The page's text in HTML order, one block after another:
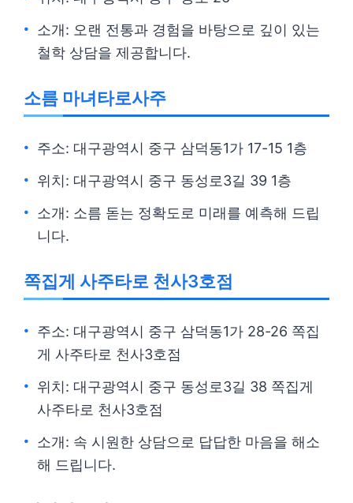
소개: 오랜 전통과 경험을 바탕으로 깊이 있는
철학 상담을 제공합니다.
소름 마녀타로사주
주소: 대구광역시 중구 삼덕동1가 17-15 1층
위치: 대구광역시 중구 동성로3길 39 1층
소개: 소름 돋는 정확도로 미래를 예측해 드립
니다.
쪽집게 사주타로 천사3호점
주소: 대구광역시 중구 삼덕동1가 28-26 쪽집
게 사주타로 천사3호점
위치: 대구광역시 중구 동성로3길 38 쪽집게
사주타로 천사3호점
소개: 속 시원한 상담으로 답답한 마음을 해소
해 드립니다.